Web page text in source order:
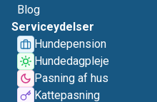
Blog
Serviceydelser
Hundepension
Hundedagpleje
Pasning af hus
Kattepasning